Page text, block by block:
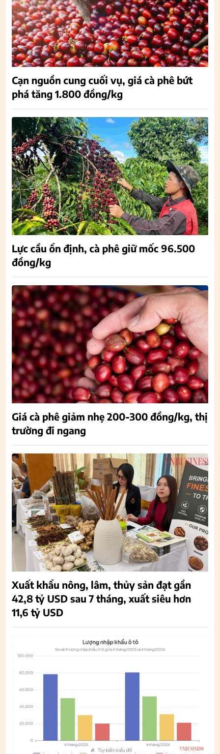
Cạn nguồn cung cuối vụ, giá cà phê bứt
phá tăng 1.800 đồng/kg
Lực cầu ổn định, cà phê giữ mốc 96.500
đồng/kg
Giá cà phê giảm nhẹ 200-300 đồng/kg, thị
trường đi ngang
Xuất khẩu nông, lâm, thủy sản đạt gần
42,8 tỷ USD sau 7 tháng, xuất siêu hơn
11,6 tỷ USD